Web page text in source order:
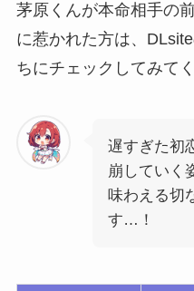
茅原くんが本命相手の
に惹かれた方は、
ちにチェックしてみてく
遅すぎた初
崩していく
味わえる切
す…！